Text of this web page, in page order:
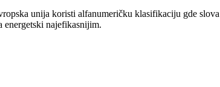
unija koristi alfanumeričku klasifikaciju gde
energetski najefikasnijim.